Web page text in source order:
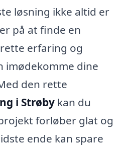
løsning ikke altid er
på at finde en
erfaring og
imødekomme dine
den rette
i Strøby kan du
forløber glat og
ende kan spare